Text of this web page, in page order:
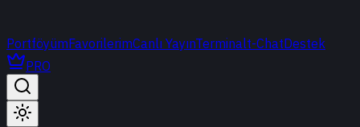
PortföyümFavorilerimCanlı YayınTerminalt-ChatDestek
PRO